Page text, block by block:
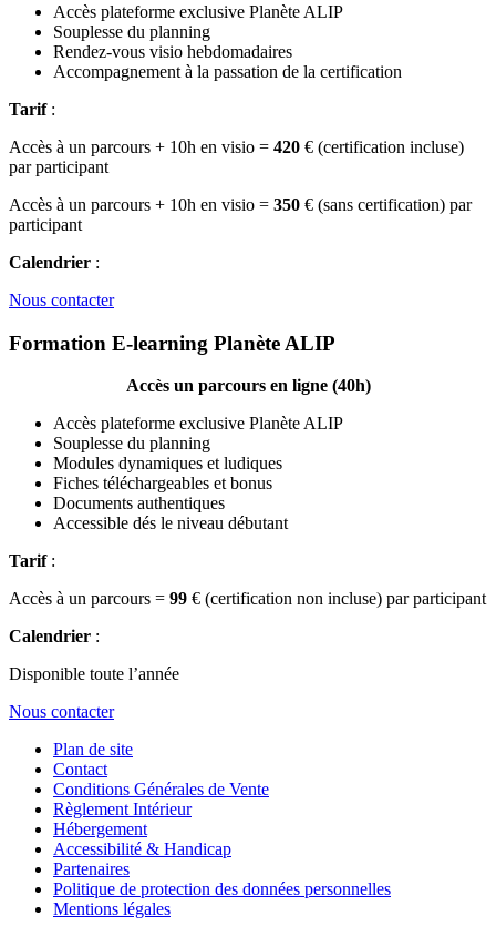
Accès plateforme exclusive Planète ALIP
Souplesse du planning
Rendez-vous visio hebdomadaires
Accompagnement à la passation de la certification
Tarif:
Accès à un parcours + 10h en visio = 420 € (certification incluse)
par participant
Accès à un parcours + 10h en visio = 350 € (sans certification) par
participant
Calendrier :
Nous contacter
Formation E-learning Planète ALIP
Accès un parcours en ligne (40h)
Accès plateforme exclusive Planète ALIP
Souplesse du planning
Modules dynamiques et ludiques
Fiches téléchargeables et bonus
Documents authentiques
Accessible dés le niveau débutant
Tarif:
Accès à un parcours = 99 € (certification non incluse) par participant
Calendrier :
Disponible toute l’année
Nous contacter
Plan de site
Contact
Conditions Générales de Vente
Règlement Intérieur
Hébergement
Accessibilité & Handicap
Partenaires
Politique de protection des données personnelles
Mentions légales